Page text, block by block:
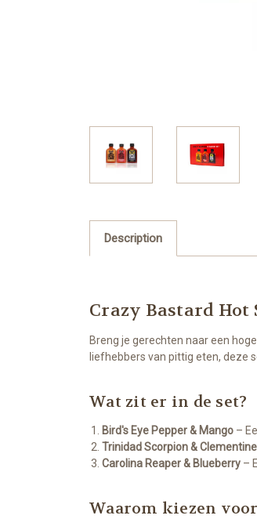
Description
Crazy Bastard Hot
Breng je gerechten naar een
liefhebbers van pittig eten, deze
Wat zit er in de set?
Bird's Eye Pepper & Mango –
Trinidad Scorpion & Clementine
Carolina Reaper & Blueberry –
Waarom kiezen